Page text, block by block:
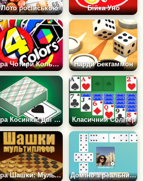
Лото російською Бійка Уно
Гра Чотири Кольори: Світове Турне Нарди Бекгаммон
Гра Косинка: Дві Колоди Класичний Солітер
Гра Шашки: Мультиплеєр Доміно з реальними людьми